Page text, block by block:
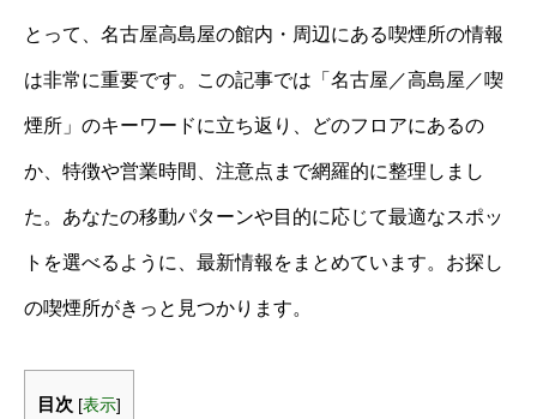
とって、名古屋高島屋の館内・周辺にある喫煙所の情報
は非常に重要です。この記事では「名古屋／高島屋／喫
煙所」のキーワードに立ち返り、どのフロアにあるの
か、特徴や営業時間、注意点まで網羅的に整理しまし
た。あなたの移動パターンや目的に応じて最適なスポッ
トを選べるように、最新情報をまとめています。お探し
の喫煙所がきっと見つかります。
目次 [表示]